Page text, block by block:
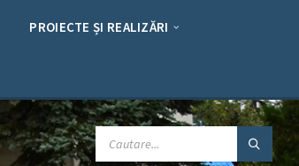
PROIECTE ȘI REALIZĂRI
CAUTARE: